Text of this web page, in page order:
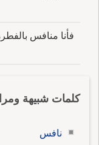
فأنا منافس
كلمات شبيهة
نافس